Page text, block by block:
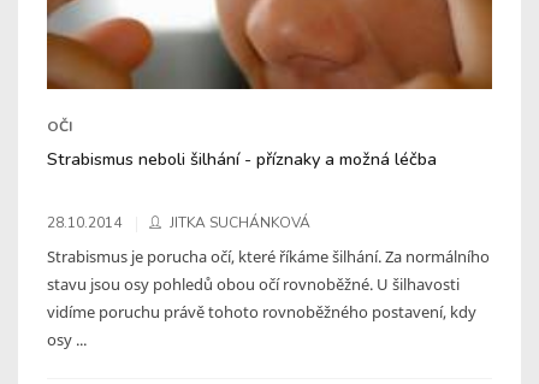
OČI
Strabismus neboli šilhání - příznaky a možná léčba
28.10.2014 JITKA SUCHÁNKOVÁ
Strabismus je porucha očí, které říkáme šilhání. Za normálního
stavu jsou osy pohledů obou očí rovnoběžné. U šilhavosti
vidíme poruchu právě tohoto rovnoběžného postavení, kdy
osy ...